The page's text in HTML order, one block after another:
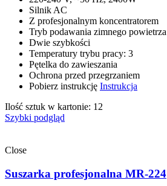
Silnik AC
Z profesjonalnym koncentratorem
Tryb podawania zimnego powietrza
Dwie szybkości
Temperatury trybu pracy: 3
Pętelka do zawieszania
Ochrona przed przegrzaniem
Pobierz instrukcję Instrukcja
Ilość sztuk w kartonie: 12
Szybki podgląd
Close
Suszarka profesjonalna MR-224